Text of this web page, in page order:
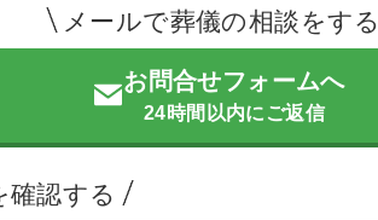
メールで葬儀の相談をする
お問合せフォームへ
24時間以内にご返信
確認する